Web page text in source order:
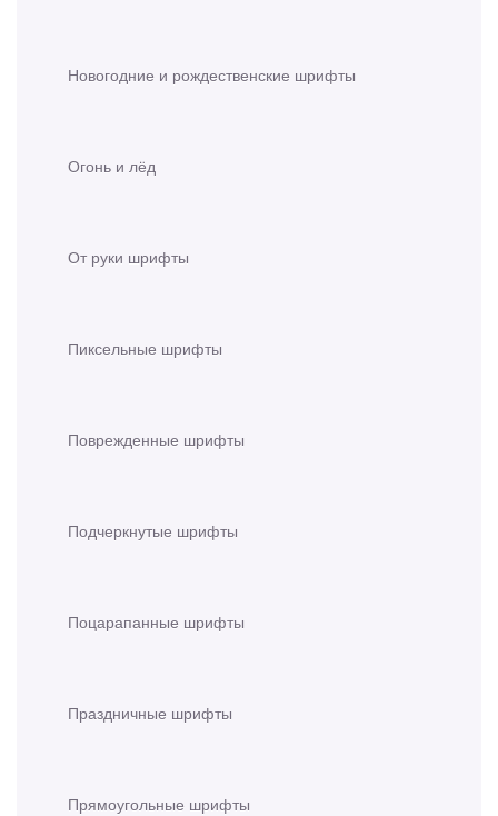
Новогодние и рождественские шрифты
Огонь и лёд
От руки шрифты
Пиксельные шрифты
Поврежденные шрифты
Подчеркнутые шрифты
Поцарапанные шрифты
Праздничные шрифты
Прямоугольные шрифты